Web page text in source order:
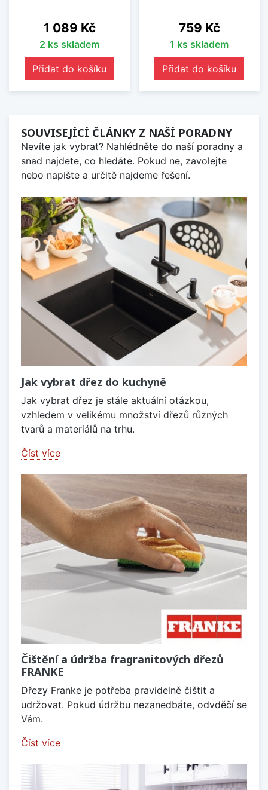
Cena
1 089 Kč
2 ks skladem
Přidat do košíku
Cena
759 Kč
1 ks skladem
Přidat do košíku
SOUVISEJÍCÍ ČLÁNKY Z NAŠÍ PORADNY
Nevíte jak vybrat? Nahlédněte do naší poradny a
snad najdete, co hledáte. Pokud ne, zavolejte
nebo napište a určitě najdeme řešení.
Jak vybrat dřez do kuchyně
Jak vybrat dřez je stále aktuální otázkou,
vzhledem v velikému množství dřezů různých
tvarů a materiálů na trhu.
Číst více
Čištění a údržba fragranitových dřezů
FRANKE
Dřezy Franke je potřeba pravidelně čištit a
udržovat. Pokud údržbu nezanedbáte, odvděčí se
Vám.
Číst více